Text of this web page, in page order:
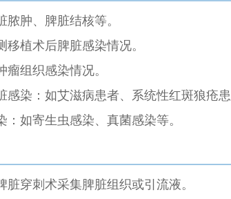
肿、脾脏结核等。
植术后脾脏感染情况。
瘤组织感染情况。
感染：如艾滋病患者、系统性红斑狼疮患
如寄生虫感染、真菌感染等。
穿刺术采集脾脏组织或引流液。